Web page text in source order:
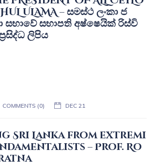
ULAMA – සමස්ථ ලංකා ජ
සභාවේ සභාපති අෂ්ෂෙයික් රිස්වි
ලිපිය
COMMENTS (0) DEC 21
Sri Lanka from extremi
– Prof. Ro